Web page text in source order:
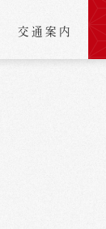
交通案内